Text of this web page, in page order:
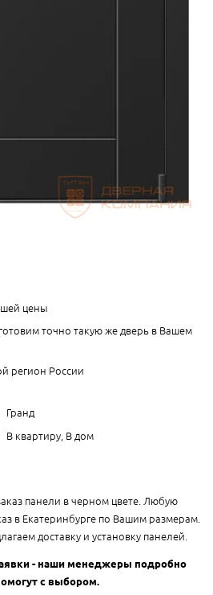
цены
точно такую же дверь в Вашем
регион России
Гранд
В квартиру, В дом
панели в черном цвете. Любую
в Екатеринбурге по Вашим размерам.
доставку и установку панелей.
- наши менеджеры подробно
с выбором.